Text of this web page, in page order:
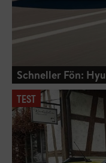
Schneller Fön:
TEST